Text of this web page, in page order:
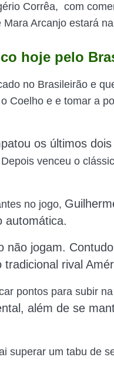
Corrêa, com
Arcanjo estará
hoje pelo
no Brasileirão e
Coelho e e tomar a
os últimos
Depois venceu o
no jogo,
automática.
não jogam.
rival
pontos para subir
, além de se
superar um tabu de